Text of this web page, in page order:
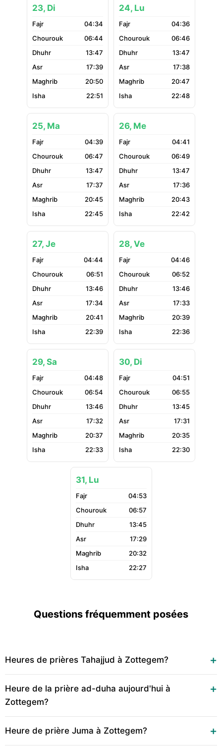
23, Di
04:34
06:44
13:47
17:39
20:50
22:51
24, Lu
04:36
06:46
13:47
17:38
20:47
22:48
25, Ma
04:39
06:47
13:47
17:37
20:45
22:45
26, Me
04:41
06:49
13:47
17:36
20:43
22:42
27, Je
04:44
06:51
13:46
17:34
20:41
22:39
28, Ve
04:46
06:52
13:46
17:33
20:39
22:36
29, Sa
04:48
06:54
13:46
17:32
20:37
22:33
30, Di
04:51
06:55
13:45
17:31
20:35
22:30
31, Lu
04:53
06:57
13:45
17:29
20:32
22:27
Questions fréquemment posées
Heures de prières Tahajjud à Zottegem?
Heure de la prière ad-duha aujourd'hui à
Zottegem?
Heure de prière Juma à Zottegem?